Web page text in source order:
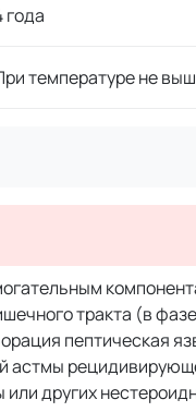
года
температуре не
тракта (в
пептическая
астмы
других